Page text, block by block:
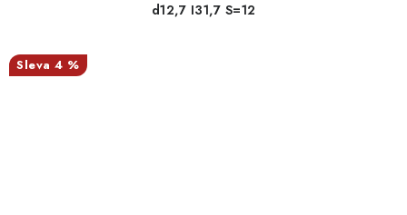
d12,7 I31,7 S=12
4 %